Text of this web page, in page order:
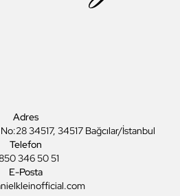
Adres
34517, 34517 Bağcılar/İstanbul
Telefon
346 50 51
E-Posta